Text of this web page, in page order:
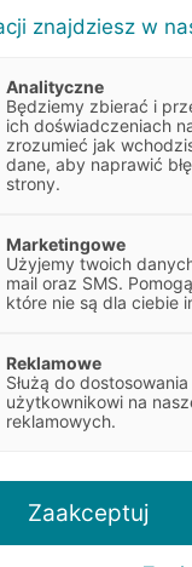
i
Obsługa
Obsługa
Dokumenty
Centrum
Leasing
Leasingowe
eFaktura
Karta Paliwowa
znajdziesz w
Analityczne
Będziemy zbierać i
ich doświadczeniach
zrozumieć jak
dane, aby naprawić
strony.
Marketingowe
Użyjemy twoich
mail oraz SMS.
które nie są dla ciebie
Reklamowe
Służą do
użytkownikowi na
reklamowych.
Zaakceptuj